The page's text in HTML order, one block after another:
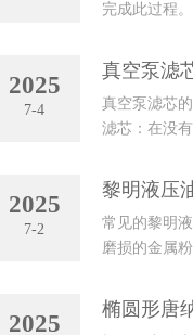
完成此过程
2025
7-4
真空泵滤
真空泵滤芯
滤芯：在没
2025
7-2
黎明液压
常见的黎明
磨损的金属
2025
椭圆形唐